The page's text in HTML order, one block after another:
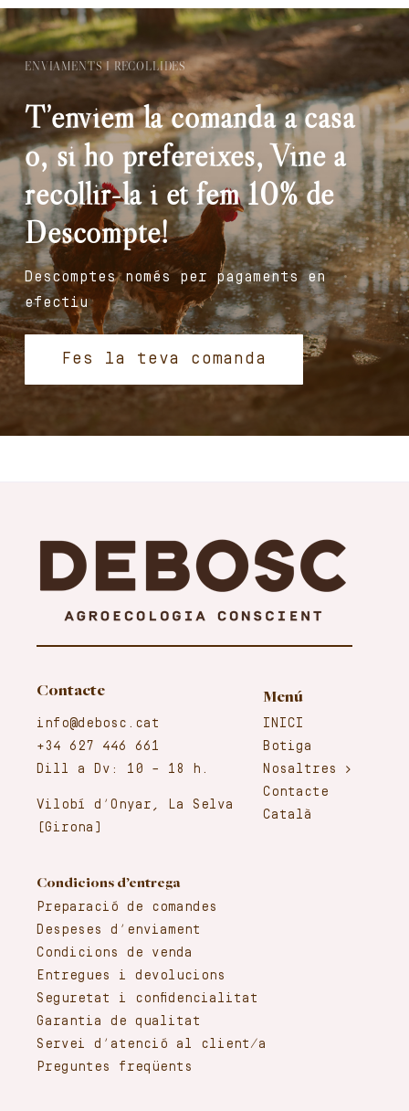
ENVIAMENTS I RECOLLIDES
T’enviem la comanda a casa
o, si ho prefereixes, Vine a
recollir-la i et fem 10% de
Descompte!
Descomptes només per pagaments en
efectiu
Fes la teva comanda
Menú
INICI
Botiga
Nosaltres
Contacte
Català
Contacte
info@debosc.cat
+34 627 446 661
Dill a Dv: 10 – 18 h.
Vilobí d’Onyar, La Selva
(Girona)
Condicions d’entrega
Preparació de comandes
Despeses d’enviament
Condicions de venda
Entregues i devolucions
Seguretat i confidencialitat
Garantia de qualitat
Servei d’atenció al client/a
Preguntes freqüents